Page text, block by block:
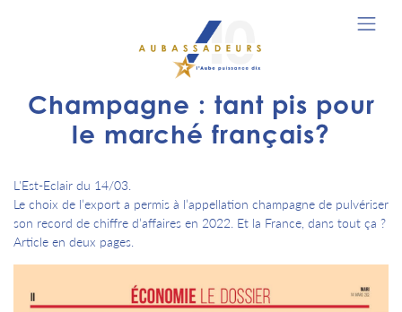
Champagne : tant pis pour
le marché français?
L'Est-Eclair du 14/03.
Le choix de l’export a permis à l’appellation champagne de pulvériser
son record de chiffre d’affaires en 2022. Et la France, dans tout ça ?
Article en deux pages.